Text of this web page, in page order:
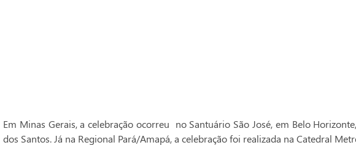
Em Minas Gerais, a celebração ocorreu no Santuário São José, em Belo
dos Santos. Já na Regional Pará/Amapá, a celebração foi realizada na Catedral